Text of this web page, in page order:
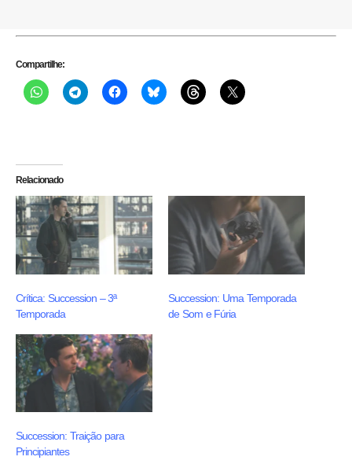
Compartilhe:
Relacionado
Crítica: Succession – 3ª
Temporada
Succession: Uma Temporada
de Som e Fúria
Succession: Traição para
Principiantes